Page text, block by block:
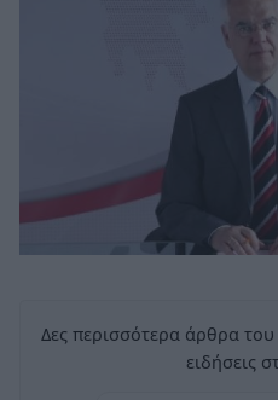
Δες περισσότερα άρθρα
ειδήσεις